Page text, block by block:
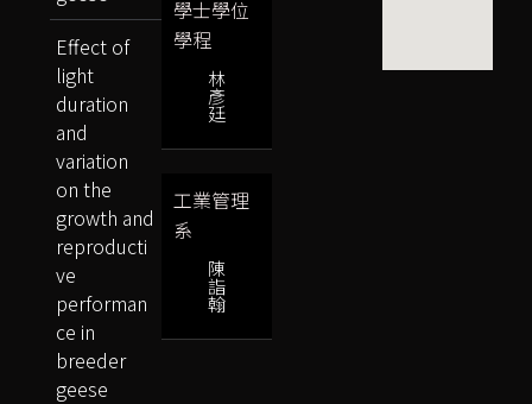
學士學位
學程
林
彥
廷
工業管理
系
陳
詣
翰
Effect of
light
duration
and
variation
on the
growth and
reproducti
ve
performan
ce in
breeder
geese